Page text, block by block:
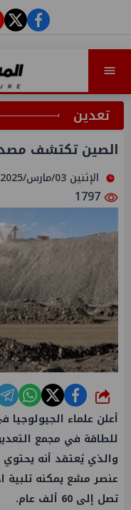
تعدين
الصين تكتشف مصدر
الإثنين 03/مارس/2025 - 01:14 م
شارك
أعلن علماء
للطاقة في مجمع
والذي يُعتقد أنه
عنصر مشع يمكنه تلبية
تصل إلى 60 ألف عام.